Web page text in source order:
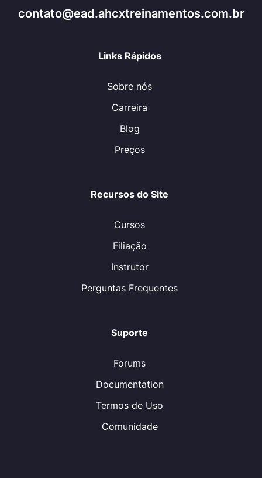
contato@ead.ahcxtreinamentos.com.br
Links Rápidos
Sobre nós
Carreira
Blog
Preços
Recursos do Site
Cursos
Filiação
Instrutor
Perguntas Frequentes
Suporte
Forums
Documentation
Termos de Uso
Comunidade